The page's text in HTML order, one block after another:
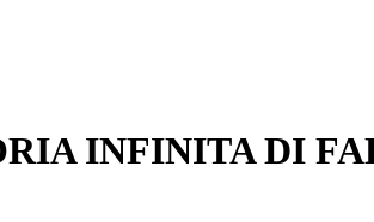
INFINITA DI